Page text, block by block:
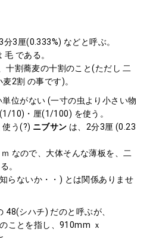
3厘(0.333%) などと呼ぶ。
である。
十割蕎麦の十割のこと(ただし 二
2割 の事です)。
位がない (一寸の虫より小さい物
10)・厘(1/100) を使う。
使う(?) ニブサン は、2分3厘 (0.23
なので、大体そんな薄板を、二
。
らないか・・) とは関係ありませ
シハチ) だのと呼ぶが、
ことを指し、910mm ｘ